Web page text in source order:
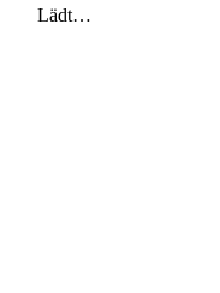
Lädt…